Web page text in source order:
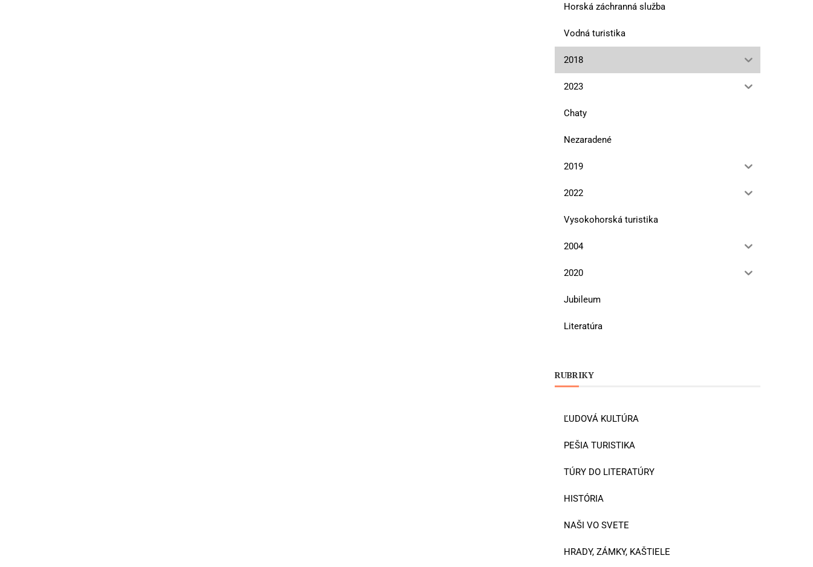
Horská záchranná služba
Vodná turistika
2018
2023
Chaty
Nezaradené
2019
2022
Vysokohorská turistika
2004
2020
Jubileum
Literatúra
RUBRIKY
ĽUDOVÁ KULTÚRA
PEŠIA TURISTIKA
TÚRY DO LITERATÚRY
HISTÓRIA
NAŠI VO SVETE
HRADY, ZÁMKY, KAŠTIELE